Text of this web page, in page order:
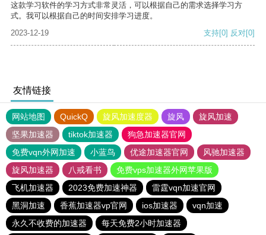
这款学习软件的学习方式非常灵活，可以根据自己的需求选择学习方
式。我可以根据自己的时间安排学习进度。
2023-12-19
支持[0] 反对[0]
友情链接
网站地图 QuickQ 旋风加速度器 旋风
旋风加速
坚果加速器
tiktok加速器
狗急加速器官网
免费vqn外网加速
小蓝鸟 优途加速器官网
风驰加速器
旋风加速器
八戒看书
免费vps加速器外网苹果版
飞机加速器
2023免费加速神器
雷霆vqn加速官网
黑洞加速
香蕉加速器vp官网 ios加速器
vqn加速
永久不收费的加速器
每天免费2小时加速器